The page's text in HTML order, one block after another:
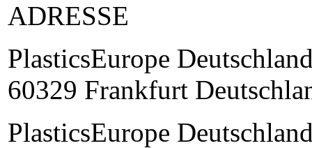
ADRESSE
PlasticsEurope
60329 Frankfurt
PlasticsEurope